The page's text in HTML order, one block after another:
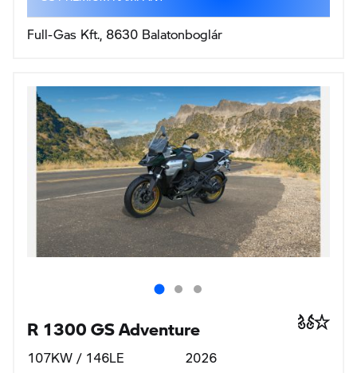
R 1300 GS Adventure
107KW / 146LE
2026
Manuális
Ár
12 639 800 Ft